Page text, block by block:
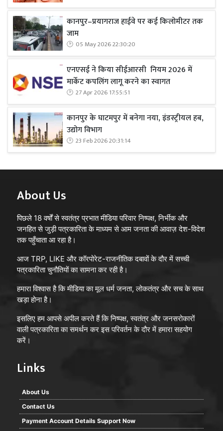
कानपुर–प्रयागराज हाईवे पर कई किलोमीटर तक
जाम
05 May 2026 22:30:20
एनएसई ने किया सीईआरसी नियम 2026 में
मार्केट कपलिंग लागू करने का स्वागत
27 Apr 2026 17:55:51
कानपुर के घाटमपुर में बनेगा नया, इंडस्ट्रीयल हब,
उद्योग विभाग
23 Feb 2026 20:31:14
About Us
पिछले 18 वर्षों से स्वतंत्र प्रभात मीडिया परिवार निष्पक्ष, निर्भीक और
जनहित से जुड़ी पत्रकारिता के माध्यम से आम जनता की आवाज़ देश-विदेश
तक पहुँचाता आ रहा है।
आज TRP, LIKE और कॉरपोरेट-राजनीतिक दबावों के दौर में सच्ची
पत्रकारिता चुनौतियों का सामना कर रही है।
हमारा विश्वास है कि मीडिया का मूल धर्म जनता, लोकतंत्र और सच के साथ
खड़ा होना है।
इसलिए हम आपसे अपील करते हैं कि निष्पक्ष, स्वतंत्र और जनसरोकारों
वाली पत्रकारिता का समर्थन कर इस परिवर्तन के दौर में हमारा सहयोग
करें।
Links
About Us
Contact Us
Payment Account Details Support Now